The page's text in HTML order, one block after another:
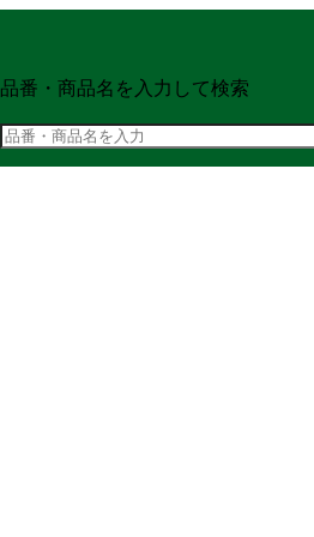
品番・商品名を入力して検索